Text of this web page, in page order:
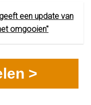
een update van
omgooien''
>